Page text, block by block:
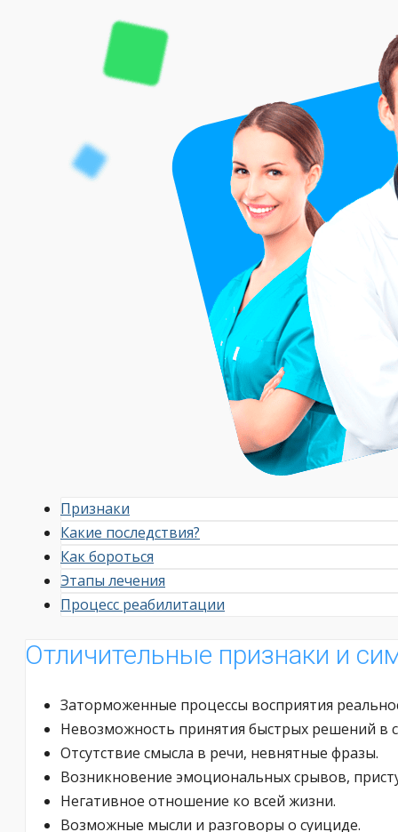
Признаки
Какие последствия?
Как бороться
Этапы лечения
Процесс реабилитации
Отличительные признаки и
Заторможенные процессы восприятия
Невозможность принятия быстрых решений в
Отсутствие смысла в речи, невнятные фразы.
Возникновение эмоциональных срывов,
Негативное отношение ко всей жизни.
Возможные мысли и разговоры о суициде.